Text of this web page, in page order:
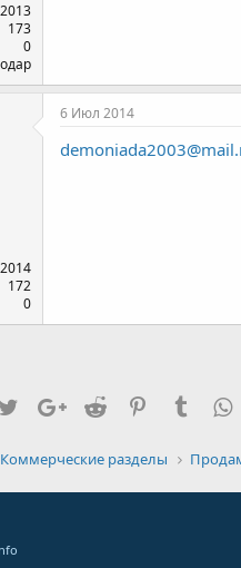
173
0
172
0
6 Июл 2014
TwitterGoogle+
Reddit PinterestTumblr
Коммерческие разделы